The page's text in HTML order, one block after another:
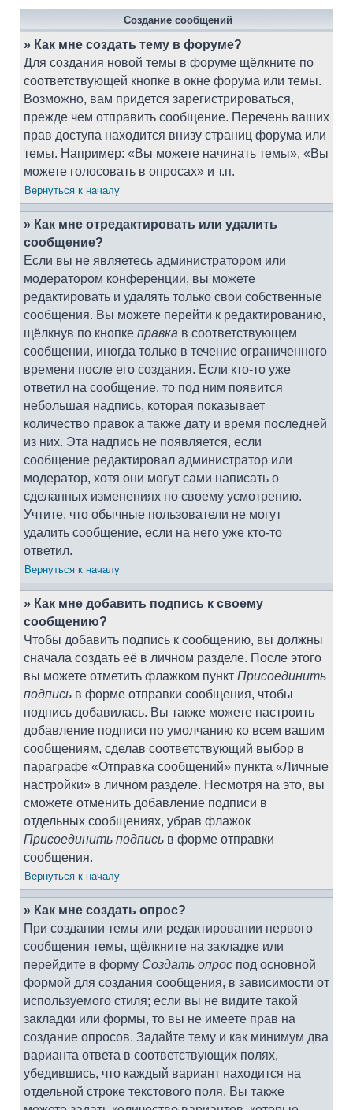
Создание сообщений
» Как мне создать тему в форуме?
Для создания новой темы в форуме щёлкните по
соответствующей кнопке в окне форума или темы.
Возможно, вам придется зарегистрироваться,
прежде чем отправить сообщение. Перечень ваших
прав доступа находится внизу страниц форума или
темы. Например: «Вы можете начинать темы», «Вы
можете голосовать в опросах» и т.п.
Вернуться к началу
» Как мне отредактировать или удалить
сообщение?
Если вы не являетесь администратором или
модератором конференции, вы можете
редактировать и удалять только свои собственные
сообщения. Вы можете перейти к редактированию,
щёлкнув по кнопке правка в соответствующем
сообщении, иногда только в течение ограниченного
времени после его создания. Если кто-то уже
ответил на сообщение, то под ним появится
небольшая надпись, которая показывает
количество правок а также дату и время последней
из них. Эта надпись не появляется, если
сообщение редактировал администратор или
модератор, хотя они могут сами написать о
сделанных изменениях по своему усмотрению.
Учтите, что обычные пользователи не могут
удалить сообщение, если на него уже кто-то
ответил.
Вернуться к началу
» Как мне добавить подпись к своему
сообщению?
Чтобы добавить подпись к сообщению, вы должны
сначала создать её в личном разделе. После этого
вы можете отметить флажком пункт Присоединить
подпись в форме отправки сообщения, чтобы
подпись добавилась. Вы также можете настроить
добавление подписи по умолчанию ко всем вашим
сообщениям, сделав соответствующий выбор в
параграфе «Отправка сообщений» пункта «Личные
настройки» в личном разделе. Несмотря на это, вы
сможете отменить добавление подписи в
отдельных сообщениях, убрав флажок
Присоединить подпись в форме отправки
сообщения.
Вернуться к началу
» Как мне создать опрос?
При создании темы или редактировании первого
сообщения темы, щёлкните на закладке или
перейдите в форму Создать опрос под основной
формой для создания сообщения, в зависимости от
используемого стиля; если вы не видите такой
закладки или формы, то вы не имеете прав на
создание опросов. Задайте тему и как минимум два
варианта ответа в соответствующих полях,
убедившись, что каждый вариант находится на
отдельной строке текстового поля. Вы также